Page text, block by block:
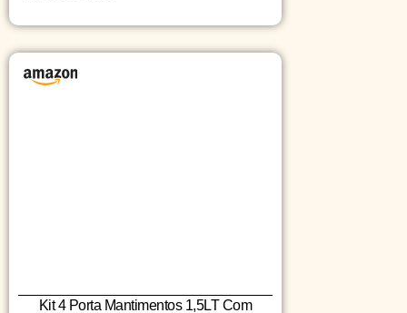
Kit 4 Porta Mantimentos 1,5LT Com